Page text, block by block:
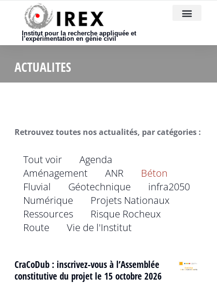
Institut pour la recherche appliquée et
l’expérimentation en génie civil
ACTUALITES
Retrouvez toutes nos actualités, par catégories :
Tout voir
Agenda
Aménagement
ANR
Béton
Fluvial
Géotechnique
infra2050
Numérique
Projets Nationaux
Ressources
Risque Rocheux
Route
Vie de l'Institut
CraCoDub : inscrivez-vous à l’Assemblée
constitutive du projet le 15 octobre 2026